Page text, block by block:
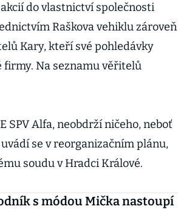
do vlastnictví společnosti
Raškova vehiklu zároveň
Kary, kteří své pohledávky
Na seznamu věřitelů
SPV Alfa, neobdrží ničeho, neboť
se v reorganizačním plánu,
soudu v Hradci Králové.
s módou Mička nastoupí